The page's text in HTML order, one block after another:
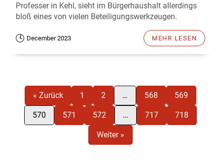
Professer in Kehl, sieht im Bürgerhaushalt allerdings
bloß eines von vielen Beteiligungswerkzeugen.
December 2023 MEHR LESEN
« Zurück 1 2 … 568 569
570 571 572 … 717 718
Weiter »